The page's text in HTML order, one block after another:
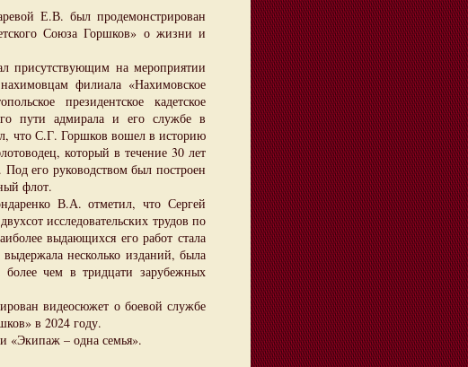
Е.В. был продемонстрирован
Союза Горшков» о жизни и
на мероприятии
филиала «Нахимовское
президентское кадетское
пути адмирала и его службе в
что С.Г. Горшков вошел в историю
который в течение 30 лет
его руководством был построен
флот.
В.А. отметил, что Сергей
исследовательских трудов по
выдающихся его работ стала
несколько изданий, была
чем в тридцати зарубежных
видеосюжет о боевой службе
в 2024 году.
«Экипаж – одна семья».